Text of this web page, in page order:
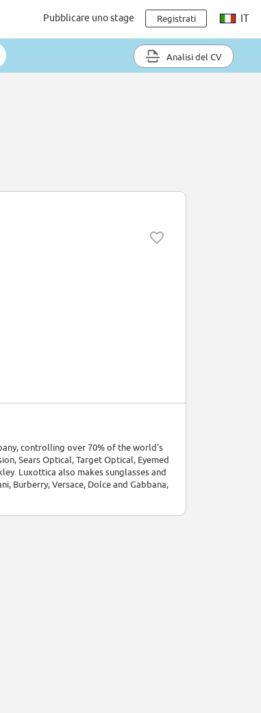
Pubblicare uno stage Registrati IT
Analisi del CV
controlling over 70% of the world's
Sears Optical, Target Optical, Eyemed
Luxottica also makes sunglasses and
Burberry, Versace, Dolce and Gabbana,